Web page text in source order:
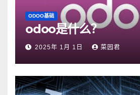
ODOO基础
odoo是什么？
2025年 1月 1日 菜园君